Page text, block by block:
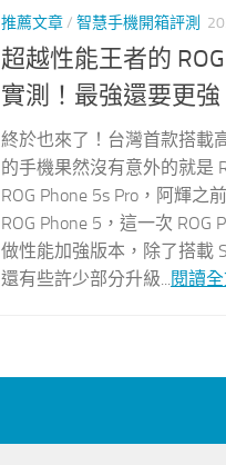
推薦文章/ 智慧手機開箱評測
超越性能王者的
實測！最強還要更強
終於也來了！台灣首款搭載
的手機果然沒有意外的就是
ROG Phone 5s Pro，阿輝之
ROG Phone 5，這一次 ROG
做性能加強版本，除了搭載
還有些許少部分升級...閱讀